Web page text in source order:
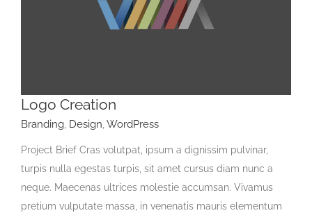
Logo Creation
Branding, Design,WordPress
Project Brief Cras volutpat, ipsum a dignissim pulvinar,
turpis nulla egestas turpis, sit amet cursus diam nunc a
neque. Maecenas ultrices molestie accumsan. Vivamus
pretium vulputate massa, in venenatis mauris elementum